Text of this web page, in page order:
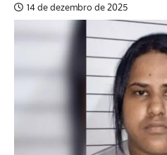
14 de dezembro de 2025